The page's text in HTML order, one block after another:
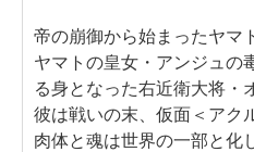
帝の崩御から始まったヤマ
ヤマトの皇女・アンジュの
る身となった右近衛大将・
彼は戦いの末、仮面＜アク
肉体と魂は世界の一部と化